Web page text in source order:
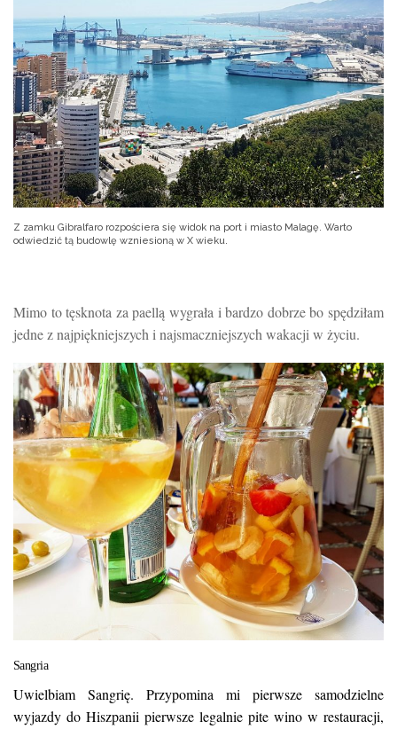
Z zamku Gibralfaro rozpościera się widok na port i miasto Malagę. Warto
odwiedzić tą budowlę wzniesioną w X wieku.
Mimo to tęsknota za paellą wygrała i bardzo dobrze bo spędziłam
jedne z najpiękniejszych i najsmaczniejszych wakacji w życiu.
Sangria
Uwielbiam Sangrię. Przypomina mi pierwsze samodzielne
wyjazdy do Hiszpanii pierwsze legalnie pite wino w restauracji,